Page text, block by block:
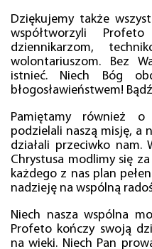
Dziękujemy także
współtworzyli
dziennikarzom,
wolontariuszom. Bez
istnieć. Niech Bóg
błogosławieństwem!
Pamiętamy również
podzielali naszą misję, a
działali przeciwko nam.
Chrystusa modlimy się
każdego z nas plan
nadzieję na wspólną
Niech nasza wspólna
Profeto kończy swoją
na wieki. Niech Pan